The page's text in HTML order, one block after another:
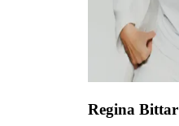
Regina Bittar